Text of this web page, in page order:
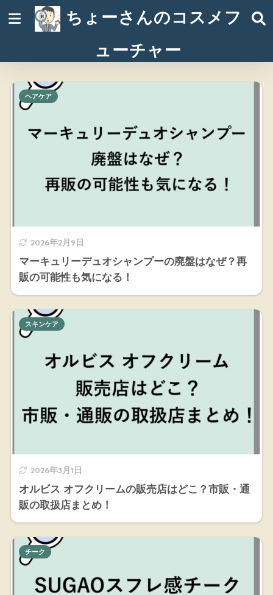
ちょーさんのコスメフ
ューチャー
2026年2月9日
マーキュリーデュオシャンプーの廃盤はなぜ？再
販の可能性も気になる！
ヘアケア
2026年3月1日
オルビス オフクリームの販売店はどこ？市販・通
販の取扱店まとめ！
スキンケア
チーク